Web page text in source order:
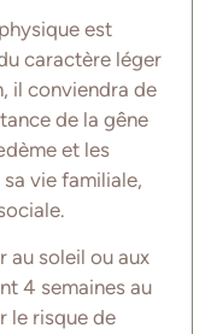
est
caractère léger
il conviendra de
de la gêne
et les
vie familiale,
au soleil ou aux
4 semaines au
le risque de